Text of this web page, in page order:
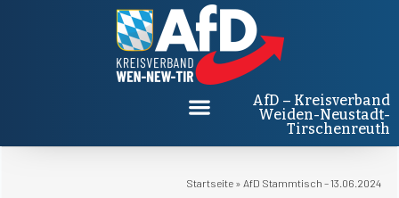
AfD – Kreisverband
Weiden-Neustadt-
Tirschenreuth
Startseite » AfD Stammtisch – 13.06.2024